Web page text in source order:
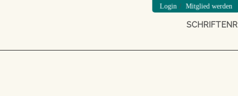
Login/Mitglied werden